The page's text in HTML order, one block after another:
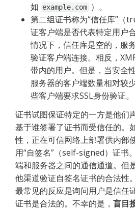
如 example.com ）。
第二组证书称为“信任库”（
证客户端是否代表特定用户
情况下，信任库是空的，服
验证客户端连接。相反，
带内的用户。但是，当安全
服务器的客户端数量相对较
些客户端要求SSL身份验证。
证书试图保证特定的一方是他们
基于谁签署了证书而受信任的。
性，正在可信网络上部署供内部
用“自签名”（self-signed）证书
端和服务器之间的通信通道。但
他渠道验证自签名证书的合法性
最常见的反应是询问用户是信任
证书是合法的。不幸的是， 盲目